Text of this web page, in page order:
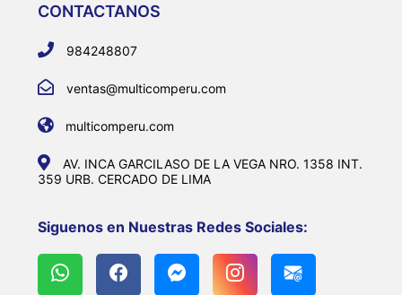
CONTACTANOS
984248807
ventas@multicomperu.com
multicomperu.com
AV. INCA GARCILASO DE LA VEGA NRO. 1358 INT.
359 URB. CERCADO DE LIMA
Siguenos en Nuestras Redes Sociales: